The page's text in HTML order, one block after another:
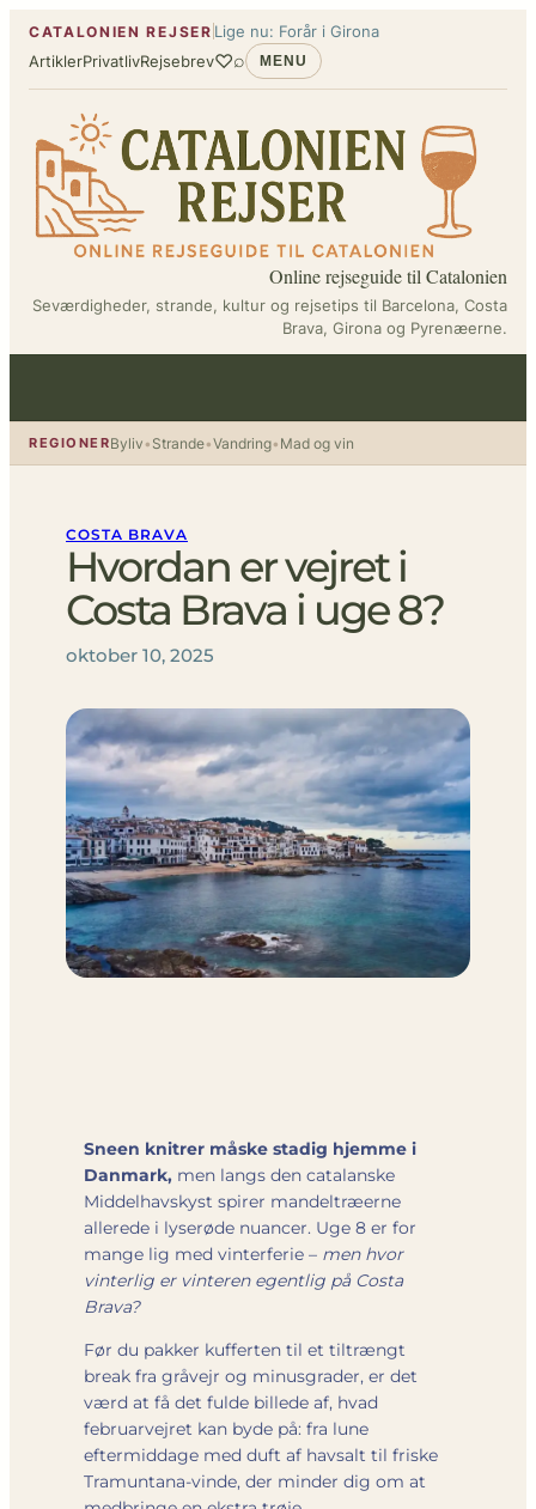
Spring
indhold
CATALONIEN REJSER Lige nu: Forår i Girona
ArtiklerPrivatlivRejsebrev♡⌕ MENU
Online rejseguide til Catalonien
Seværdigheder, strande, kultur og rejsetips til Barcelona, Costa
Brava, Girona og Pyrenæerne.
REGIONERByliv• Strande•Vandring• Mad og vin
COSTA BRAVA
Hvordan er vejret i
Costa Brava i uge 8?
oktober 10, 2025
Sneen knitrer måske stadig hjemme i
Danmark, men langs den catalanske
Middelhavskyst spirer mandeltræerne
allerede i lyserøde nuancer. Uge 8 er for
mange lig med vinterferie – men hvor
vinterlig er vinteren egentlig på Costa
Brava?
Før du pakker kufferten til et tiltrængt
break fra gråvejr og minusgrader, er det
værd at få det fulde billede af, hvad
februarvejret kan byde på: fra lune
eftermiddage med duft af havsalt til friske
Tramuntana‐vinde, der minder dig om at